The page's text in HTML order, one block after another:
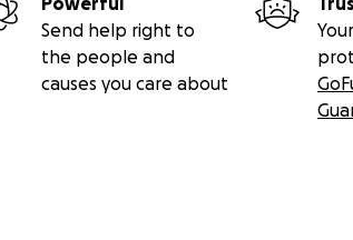
Send help right to
the people and
causes you care about